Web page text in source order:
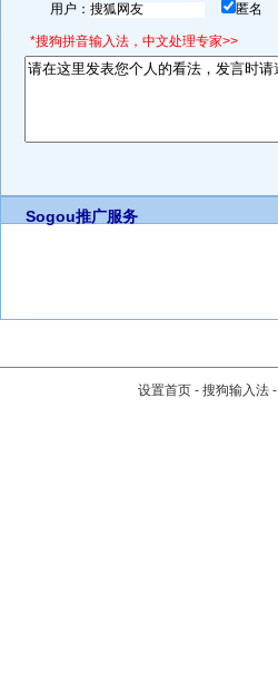
用户： 匿名
*搜狗拼音输入法，中文处理专家>>
Sogou推广服务
设置首页 - 搜狗输入法 -